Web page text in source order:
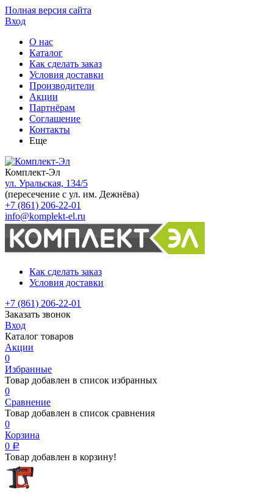
Полная версия сайта
Вход
О нас
Каталог
Как сделать заказ
Условия доставки
Производители
Акции
Партнёрам
Соглашение
Контакты
Еще
Комплект-Эл
ул. Уральская, 134/5
(пересечение с ул. им. Дежнёва)
+7 (861) 206-22-01
info@komplekt-el.ru
Как сделать заказ
Условия доставки
+7 (861) 206-22-01
Заказать звонок
Вход
Каталог товаров
Акции
0
Избранные
Товар добавлен в список избранных
0
Сравнение
Товар добавлен в список сравнения
0
Корзина
0 Р
Товар добавлен в корзину!